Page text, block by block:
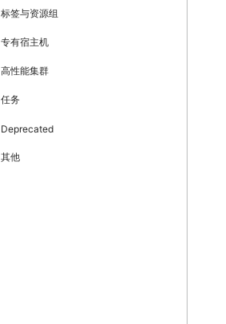
标签与资源组
专有宿主机
高性能集群
任务
Deprecated
其他